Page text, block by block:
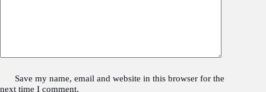
Save my name, email and website in this browser for the
next time I comment.